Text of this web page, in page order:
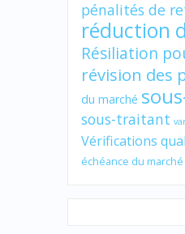
pénalités de
réduction
Résiliation
révision des
du marché
sous-traitant
Vérifications
échéance du marché